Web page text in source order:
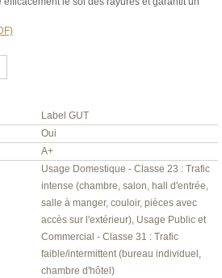
Label GUT
Oui
A+
Usage Domestique - Classe 23 : Trafic
intense (chambre, salon, hall d'entrée,
salle à manger, couloir, pièces avec
accès sur l'extérieur), Usage Public et
Commercial - Classe 31 : Trafic
faible/intermittent (bureau individuel,
chambre d'hôtel)